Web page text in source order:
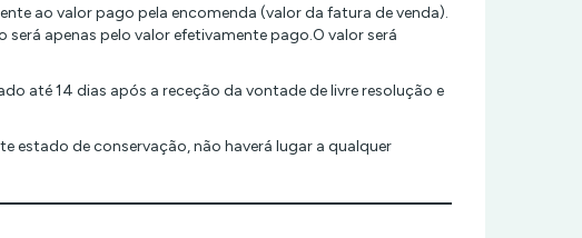
ao valor pago pela encomenda (valor da fatura de venda).
apenas pelo valor efetivamente pago.O valor será
até 14 dias após a receção da vontade de livre resolução e
estado de conservação, não haverá lugar a qualquer